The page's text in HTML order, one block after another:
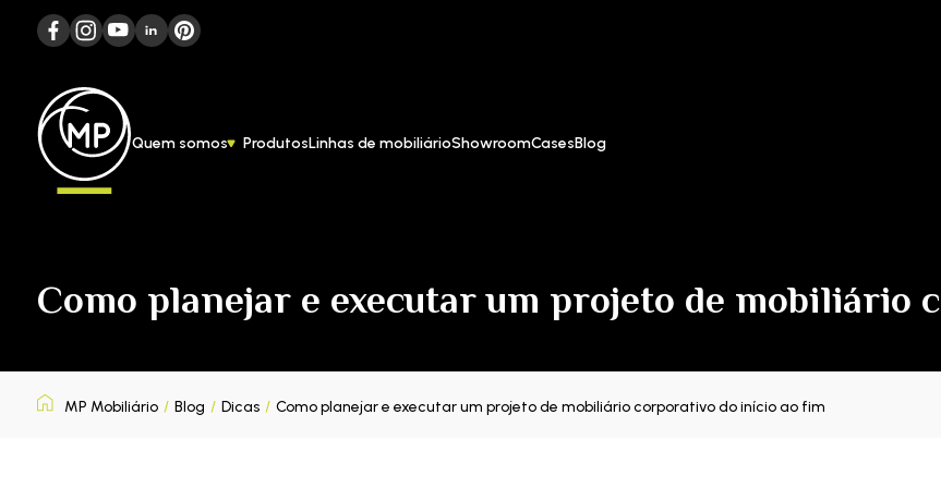
Quem somos ProdutosLinhas de mobiliárioShowroomCasesBlog
Como planejar e executar um projeto de mobiliário
MP Mobiliário / Blog / Dicas / Como planejar e executar um projeto de mobiliário corporativo do início ao fim